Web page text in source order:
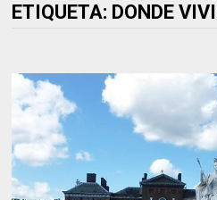
ETIQUETA: DONDE